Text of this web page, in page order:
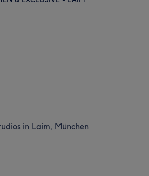
in Laim, München